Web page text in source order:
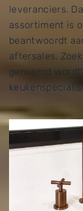
leveranciers.
assortiment is
beantwoordt
aftersales.
genoemd